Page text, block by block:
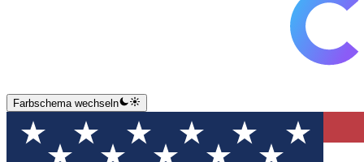
Farbschema wechseln